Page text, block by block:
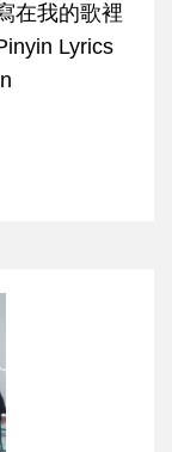
在我的歌裡
Lyrics